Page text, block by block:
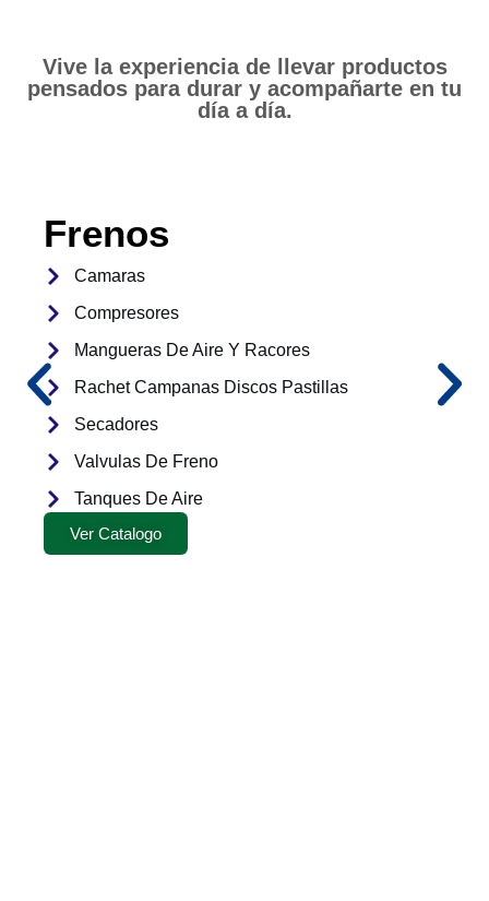
Vive la experiencia de llevar productos
pensados para durar y acompañarte en tu
día a día.
Frenos
Camaras
Compresores
Mangueras De Aire Y Racores
Rachet Campanas Discos Pastillas
Secadores
Valvulas De Freno
Tanques De Aire
Ver Catalogo